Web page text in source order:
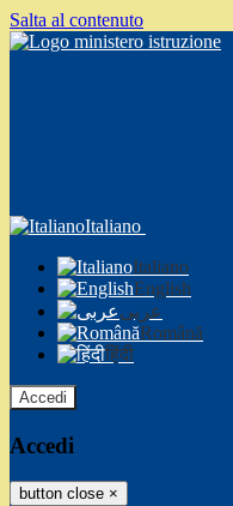
Salta al contenuto
Italiano
Italiano
English
عربى
Română
हिंदी
Accedi
Accedi
button close ×